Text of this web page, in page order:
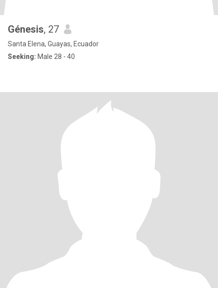
Génesis, 27
Santa Elena, Guayas, Ecuador
Seeking: Male 28 - 40